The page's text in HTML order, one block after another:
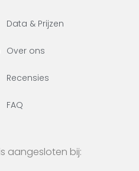
Data & Prijzen
Over ons
Recensies
FAQ
aangesloten bij: